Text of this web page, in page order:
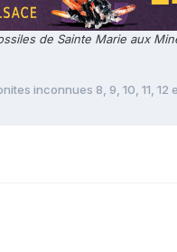
de Sainte Marie aux
inconnues 8, 9, 10, 11, 12